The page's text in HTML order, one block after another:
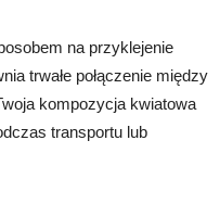
na przyklejenie
trwałe połączenie między
kompozycja kwiatowa
transportu lub